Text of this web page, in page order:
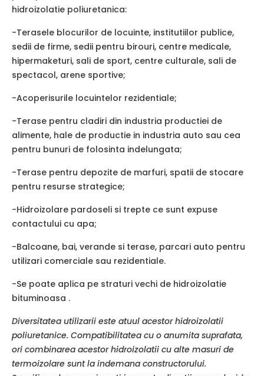
hidroizolatie poliuretanica:
-Terasele blocurilor de locuinte, institutiilor publice,
sedii de firme, sedii pentru birouri, centre medicale,
hipermaketuri, sali de sport, centre culturale, sali de
spectacol, arene sportive;
-Acoperisurile locuintelor rezidentiale;
-Terase pentru cladiri din industria productiei de
alimente, hale de productie in industria auto sau cea
pentru bunuri de folosinta indelungata;
-Terase pentru depozite de marfuri, spatii de stocare
pentru resurse strategice;
-Hidroizolare pardoseli si trepte ce sunt expuse
contactului cu apa;
-Balcoane, bai, verande si terase, parcari auto pentru
utilizari comerciale sau rezidentiale.
-Se poate aplica pe straturi vechi de hidroizolatie
bituminoasa .
Diversitatea utilizarii este atuul acestor hidroizolatii
poliuretanice. Compatibilitatea cu o anumita suprafata,
ori combinarea acestor hidroizolatii cu alte masuri de
termoizolare sunt la indemana constructorului.